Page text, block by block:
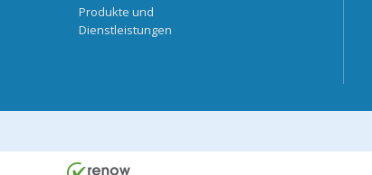
Produkte und
Dienstleistungen